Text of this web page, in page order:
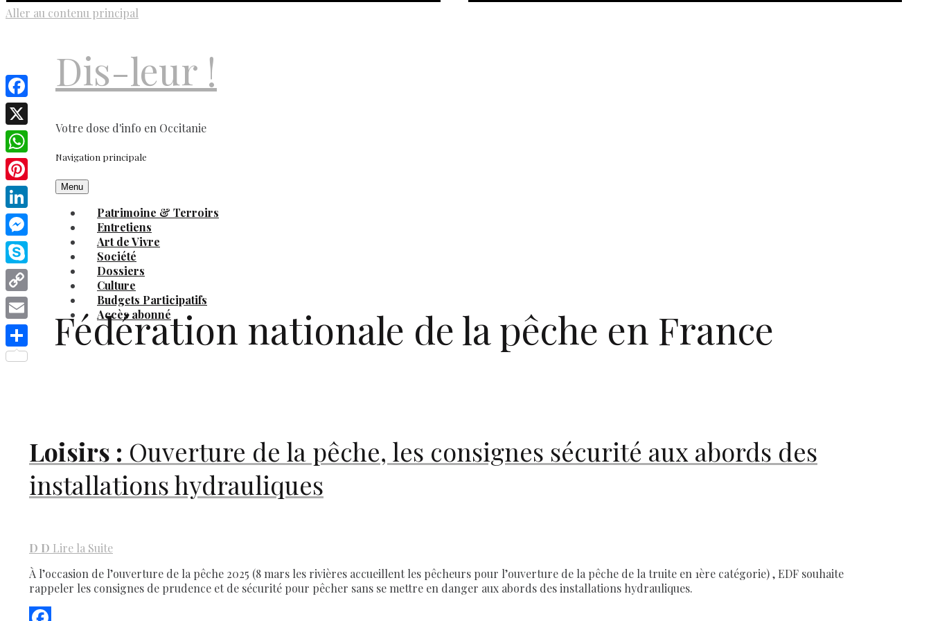
Aller au contenu principal
Dis-leur !
Votre dose d'info en Occitanie
Navigation principale
Menu
Patrimoine & Terroirs
Entretiens
Art de Vivre
Société
Dossiers
Culture
Budgets Participatifs
Accès abonné
Fédération nationale de la pêche en France
Loisirs : Ouverture de la pêche, les consignes sécurité aux abords des
installations hydrauliques
D D Lire la Suite
À l’occasion de l’ouverture de la pêche 2025 (8 mars les rivières accueillent les pêcheurs pour l’ouverture de la pêche de la truite en 1ère catégorie) , EDF souhaite
rappeler les consignes de prudence et de sécurité pour pêcher sans se mettre en danger aux abords des installations hydrauliques.
Facebook
X
WhatsApp
Pinterest
LinkedIn
Messenger
Skype
Copy
Link
Email
Share